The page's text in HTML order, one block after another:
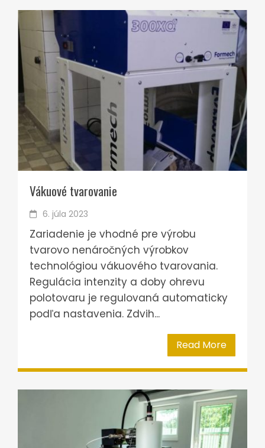
Vákuové tvarovanie
6. júla 2023
Zariadenie je vhodné pre výrobu
tvarovo nenáročných výrobkov
technológiou vákuového tvarovania.
Regulácia intenzity a doby ohrevu
polotovaru je regulovaná automaticky
podľa nastavenia. Zdvih...
Read More